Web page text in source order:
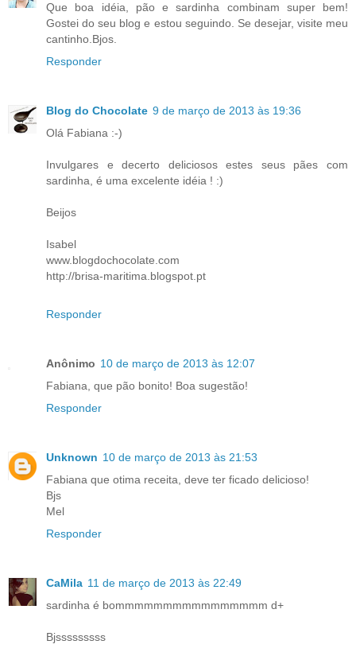
Que boa idéia, pão e sardinha combinam super bem!
Gostei do seu blog e estou seguindo. Se desejar, visite meu
cantinho.Bjos.
Responder
Blog do Chocolate 9 de março de 2013 às 19:36
Olá Fabiana :-)
Invulgares e decerto deliciosos estes seus pães com
sardinha, é uma excelente idéia ! :)
Beijos
Isabel
www.blogdochocolate.com
http://brisa-maritima.blogspot.pt
Responder
Anônimo 10 de março de 2013 às 12:07
Fabiana, que pão bonito! Boa sugestão!
Responder
Unknown 10 de março de 2013 às 21:53
Fabiana que otima receita, deve ter ficado delicioso!
Bjs
Mel
Responder
CaMila 11 de março de 2013 às 22:49
sardinha é bommmmmmmmmmmmmmmm d+
Bjsssssssss